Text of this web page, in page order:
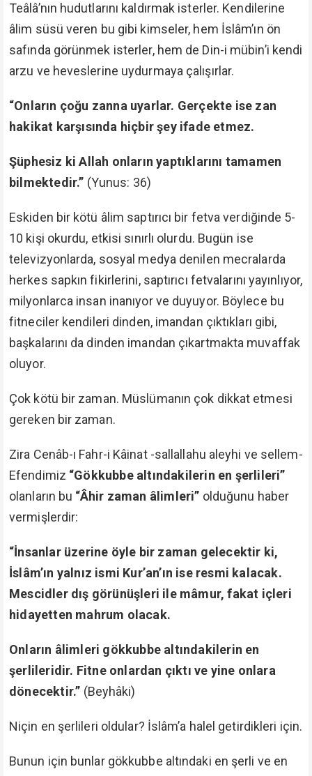
Teâlâ’nın hudutlarını kaldırmak isterler. Kendilerine
âlim süsü veren bu gibi kimseler, hem İslâm’ın ön
safında görünmek isterler, hem de Din-i mübin’i kendi
arzu ve heveslerine uydurmaya çalışırlar.
“Onların çoğu zanna uyarlar. Gerçekte ise zan
hakikat karşısında hiçbir şey ifade etmez.
Şüphesiz ki Allah onların yaptıklarını tamamen
bilmektedir.” (Yunus: 36)
Eskiden bir kötü âlim saptırıcı bir fetva verdiğinde 5-
10 kişi okurdu, etkisi sınırlı olurdu. Bugün ise
televizyonlarda, sosyal medya denilen mecralarda
herkes sapkın fikirlerini, saptırıcı fetvalarını yayınlıyor,
milyonlarca insan inanıyor ve duyuyor. Böylece bu
fitneciler kendileri dinden, imandan çıktıkları gibi,
başkalarını da dinden imandan çıkartmakta muvaffak
oluyor.
Çok kötü bir zaman. Müslümanın çok dikkat etmesi
gereken bir zaman.
Zira Cenâb-ı Fahr-i Kâinat -sallallahu aleyhi ve sellem-
Efendimiz “Gökkubbe altındakilerin en şerlileri”
olanların bu “Âhir zaman âlimleri” olduğunu haber
vermişlerdir:
“İnsanlar üzerine öyle bir zaman gelecektir ki,
İslâm’ın yalnız ismi Kur’an’ın ise resmi kalacak.
Mescidler dış görünüşleri ile mâmur, fakat içleri
hidayetten mahrum olacak.
Onların âlimleri gökkubbe altındakilerin en
şerlileridir. Fitne onlardan çıktı ve yine onlara
dönecektir.” (Beyhâki)
Niçin en şerlileri oldular? İslâm’a halel getirdikleri için.
Bunun için bunlar gökkubbe altındaki en şerli ve en